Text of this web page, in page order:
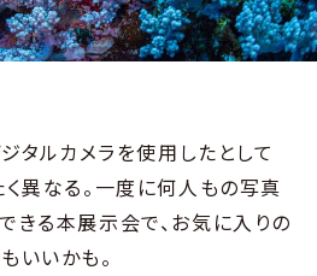
タルカメラを使用したとして
異なる。一度に何人もの写真
きる本展示会で、お気に入りの
いいかも。